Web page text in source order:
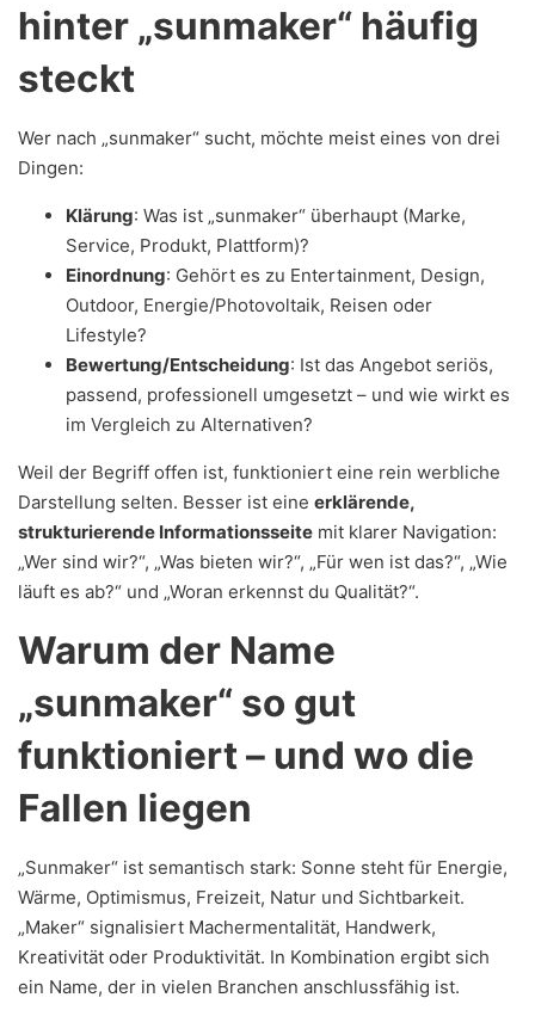
hinter „sunmaker“ häufig
steckt
Wer nach „sunmaker“ sucht, möchte meist eines von drei
Dingen:
Klärung: Was ist „sunmaker“ überhaupt (Marke,
Service, Produkt, Plattform)?
Einordnung: Gehört es zu Entertainment, Design,
Outdoor, Energie/Photovoltaik, Reisen oder
Lifestyle?
Bewertung/Entscheidung: Ist das Angebot seriös,
passend, professionell umgesetzt – und wie wirkt es
im Vergleich zu Alternativen?
Weil der Begriff offen ist, funktioniert eine rein werbliche
Darstellung selten. Besser ist eine erklärende,
strukturierende Informationsseite mit klarer Navigation:
„Wer sind wir?“, „Was bieten wir?“, „Für wen ist das?“, „Wie
läuft es ab?“ und „Woran erkennst du Qualität?“.
Warum der Name
„sunmaker“ so gut
funktioniert – und wo die
Fallen liegen
„Sunmaker“ ist semantisch stark: Sonne steht für Energie,
Wärme, Optimismus, Freizeit, Natur und Sichtbarkeit.
„Maker“ signalisiert Machermentalität, Handwerk,
Kreativität oder Produktivität. In Kombination ergibt sich
ein Name, der in vielen Branchen anschlussfähig ist.